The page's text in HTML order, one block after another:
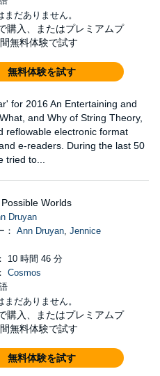
まだありません。
購入、またはプレミアムプ
無料体験で試す
無料体験を試す
for 2016 An Entertaining and
and Why of String Theory,
reflowable electronic format
e-readers. During the last 50
to...
Worlds
Druyan
： Ann Druyan, Jennice
10 時間 46 分
Cosmos
まだありません。
購入、またはプレミアムプ
無料体験で試す
無料体験を試す